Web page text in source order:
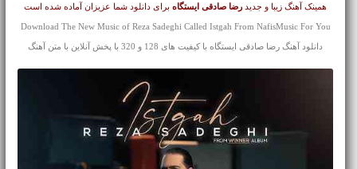
همینک آهنگ زیبا و جدید رضا صادقی ایستگاهبرای دانلود شما عزیزان آماده شده است
Download The New Music of Reza Sadeghi Called Istgah From NafisMusic For You
دانلود آهنگ رضا صادقی ایستگاه با کیفیت های 128 و 320 با پخش آنلاین با متن آهنگ